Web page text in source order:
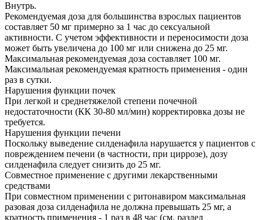
Внутрь.
Рекомендуемая доза для большинства взрослых пациентов
составляет 50 мг примерно за 1 час до сексуальной
активности. С учетом эффективности и переносимости доза
может быть увеличена до 100 мг или снижена до 25 мг.
Максимальная рекомендуемая доза составляет 100 мг.
Максимальная рекомендуемая кратность применения - один
раз в сутки.
Нарушения функции почек
При легкой и среднетяжелой степени почечной
недостаточности (КК 30-80 мл/мин) корректировка дозы не
требуется.
Нарушения функции печени
Поскольку выведение силденафила нарушается у пациентов с
повреждением печени (в частности, при циррозе), дозу
силденафила следует снизить до 25 мг.
Совместное применение с другими лекарственными
средствами
При совместном применении с ритонавиром максимальная
разовая доза силденафила не должна превышать 25 мг, а
кратность применения - 1 раз в 48 час (см. раздел